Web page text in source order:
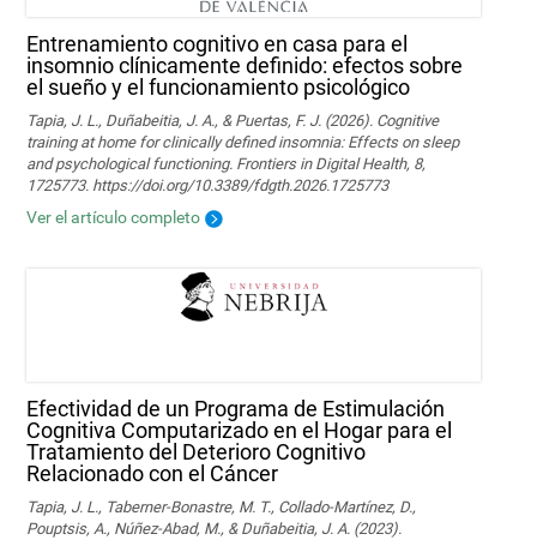
Entrenamiento cognitivo en casa para el
insomnio clínicamente definido: efectos sobre
el sueño y el funcionamiento psicológico
Tapia, J. L., Duñabeitia, J. A., & Puertas, F. J. (2026). Cognitive
training at home for clinically defined insomnia: Effects on sleep
and psychological functioning. Frontiers in Digital Health, 8,
1725773. https://doi.org/10.3389/fdgth.2026.1725773
Ver el artículo completo
Efectividad de un Programa de Estimulación
Cognitiva Computarizado en el Hogar para el
Tratamiento del Deterioro Cognitivo
Relacionado con el Cáncer
Tapia, J. L., Taberner-Bonastre, M. T., Collado-Martínez, D.,
Pouptsis, A., Núñez-Abad, M., & Duñabeitia, J. A. (2023).